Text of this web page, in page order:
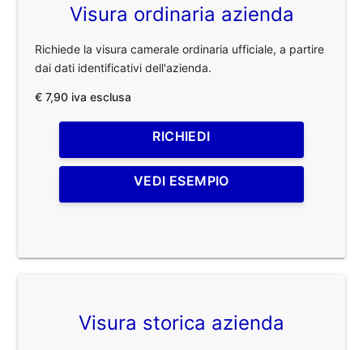
Visura ordinaria azienda
Richiede la visura camerale ordinaria ufficiale, a partire
dai dati identificativi dell'azienda.
€ 7,90 iva esclusa
RICHIEDI
VEDI ESEMPIO
Visura storica azienda